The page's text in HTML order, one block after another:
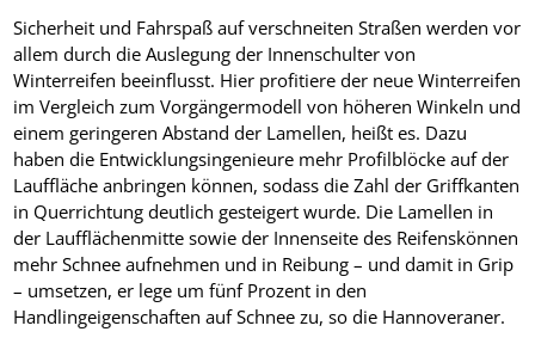
Sicherheit und Fahrspaß auf verschneiten Straßen werden vor
allem durch die Auslegung der Innenschulter von
Winterreifen beeinflusst. Hier profitiere der neue Winterreifen
im Vergleich zum Vorgängermodell von höheren Winkeln und
einem geringeren Abstand der Lamellen, heißt es. Dazu
haben die Entwicklungsingenieure mehr Profilblöcke auf der
Lauffläche anbringen können, sodass die Zahl der Griffkanten
in Querrichtung deutlich gesteigert wurde. Die Lamellen in
der Laufflächenmitte sowie der Innenseite des Reifenskönnen
mehr Schnee aufnehmen und in Reibung – und damit in Grip
– umsetzen, er lege um fünf Prozent in den
Handlingeigenschaften auf Schnee zu, so die Hannoveraner.